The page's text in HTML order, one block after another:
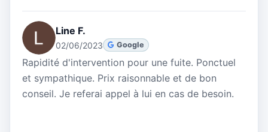
Line F.
02/06/2023 Google
Rapidité d'intervention pour une fuite. Ponctuel
et sympathique. Prix raisonnable et de bon
conseil. Je referai appel à lui en cas de besoin.